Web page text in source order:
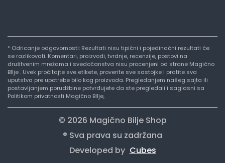
* Odricanje odgovornosti: Rezultati nisu tipični i pojedinačni rezultati će
se razlikovati. Komentari, proizvodi, tvrdnje, recenzije, postovi na
društvenim mrežama i svedočanstva nisu procenjeni od strane Magično
BIlje . Uvek pročitajte sve etikete, proverite sve sastojke i pratite sva
uputstva pre upotrebe bilo kog proizvoda. Pregledanjem našeg sajta ili
postavljanjem porudžbine potvrđujete da ste pregledali i saglasni sa
Politikom privatnosti Magično BIlje,
© 2026 Magično Bilje Shop
® Sva prava su zadržana
Developed by Cubes